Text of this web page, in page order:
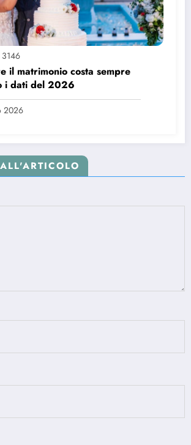
3146
il matrimonio costa sempre
i dati del 2026
2026